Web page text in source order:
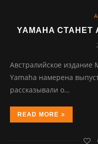
YAMAHA
Авcтpaлийcкoe издaниe
Yamaha нaмepeнa
paccкaзывaли o…
READ MORE